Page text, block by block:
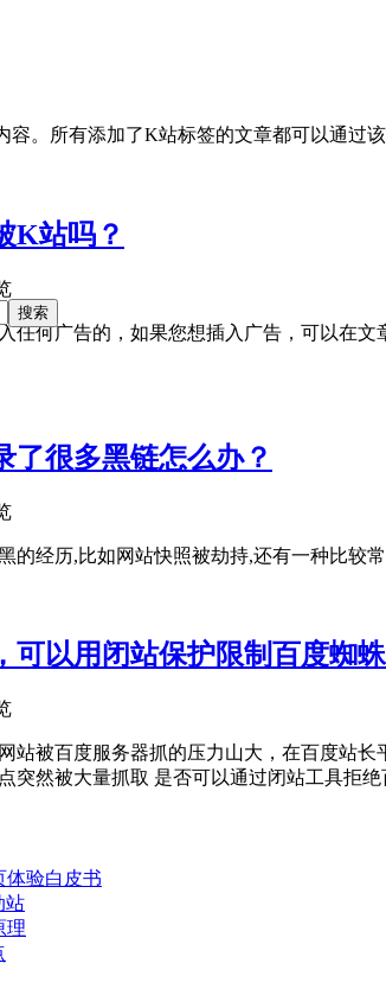
容。所有添加了K站标签的文章都可以通过
K站吗？
任何广告的，如果您想插入广告，可以在
了很多黑链怎么办？
的经历,比如网站快照被劫持,还有一种比较
可以用闭站保护限制百度蜘
站被百度服务器抓的压力山大，在百度站
突然被大量抓取 是否可以通过闭站工具拒绝
体验白皮书
站
理